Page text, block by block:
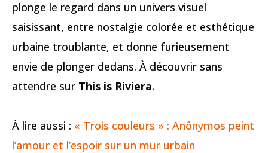
plonge le regard dans un univers visuel
saisissant, entre nostalgie colorée et esthétique
urbaine troublante, et donne furieusement
envie de plonger dedans. À découvrir sans
attendre sur This is Riviera.
À lire aussi : « Trois couleurs » : Anônymos peint
l’amour et l’espoir sur un mur urbain